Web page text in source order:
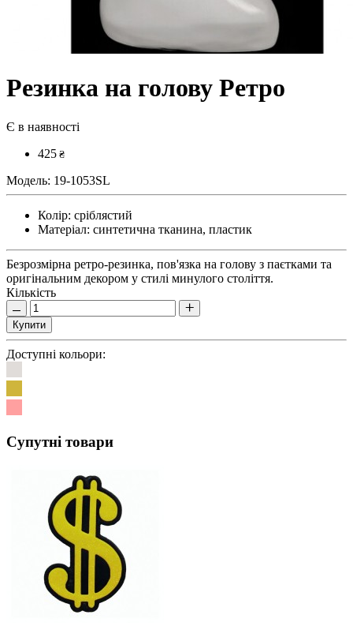
Резинка на голову Ретро
Є в наявності
425 ₴
Модель: 19-1053SL
Колір: сріблястий
Матеріал: синтетична тканина, пластик
Безрозмірна ретро-резинка, пов'язка на голову з паєтками та
оригінальним декором у стилі минулого століття.
Кількість
Купити
Доступні кольори:
Супутні товари